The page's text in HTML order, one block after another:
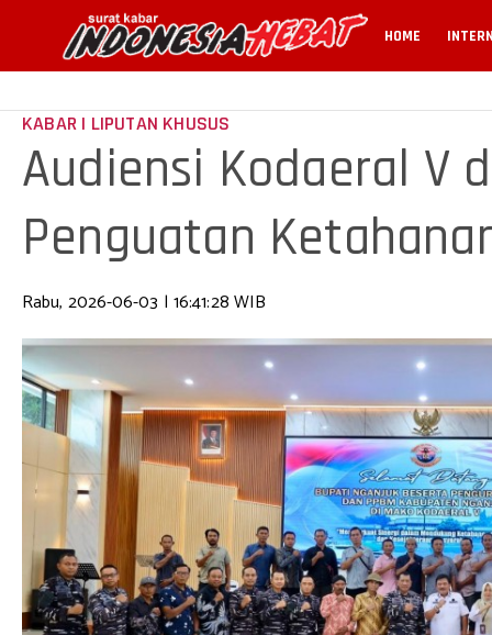
HOME
KABAR | LIPUTAN KHUSUS
Audiensi Kodaeral V
Penguatan
Rabu, 2026-06-03 | 16:41:28 WIB